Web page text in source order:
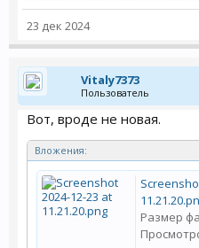
23 дек 2024
Vitaly7373
Пользователь
Вот, вроде не новая.
Вложения:
Размер